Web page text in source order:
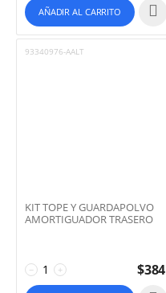
AÑADIR AL CARRITO
93340976-AALT
KIT TOPE Y GUARDAPOLVO
AMORTIGUADOR TRASERO
+
− $384